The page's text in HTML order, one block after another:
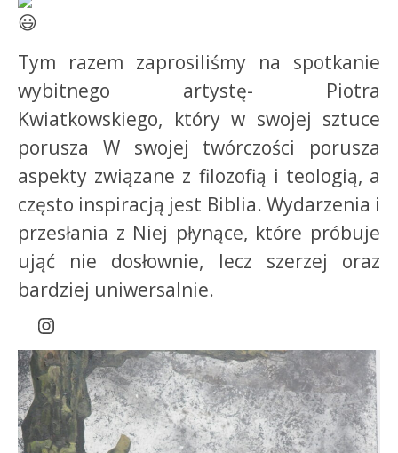
Tym razem zaprosiliśmy na spotkanie
wybitnego artystę- Piotra
Kwiatkowskiego, który w swojej sztuce
porusza W swojej twórczości porusza
aspekty związane z filozofią i teologią, a
często inspiracją jest Biblia. Wydarzenia i
przesłania z Niej płynące, które próbuje
ująć nie dosłownie, lecz szerzej oraz
bardziej uniwersalnie.
Instagram